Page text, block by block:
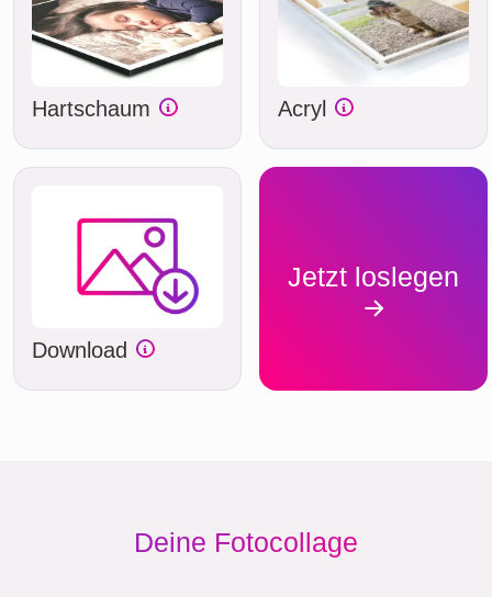
Hartschaum Acryl
Download
Jetzt loslegen
Deine Fotocollage